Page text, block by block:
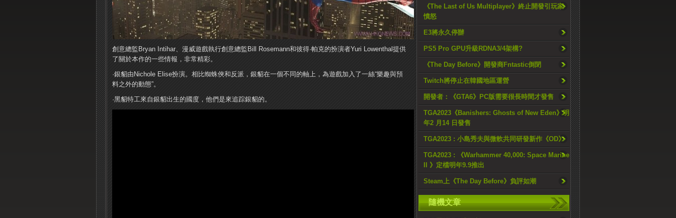
《The Last of Us Multiplayer》終止開發引玩家
憤怒
E3將永久停辦
PS5 Pro GPU升級RDNA3/4架構?
《The Day Before》開發商Fntastic倒閉
Twitch將停止在韓國地區運營
開發者：《GTA6》PC版需要很長時間才發售
TGA2023《Banishers: Ghosts of New Eden》明
年2 月14 日發售
TGA2023 : 小島秀夫與微軟共同研發新作《OD》
TGA2023 : 《Warhammer 40,000: Space Marine
II 》定檔明年9.9推出
Steam上《The Day Before》負評如潮
隨機文章
創意總監Bryan Intihar、漫威遊戲執行創意總監Bill Rosemann和彼得·帕克的扮演者Yuri Lowenthal提供
了關於本作的一些情報，非常精彩。
·銀貂由Nichole Elise扮演。相比蜘蛛俠和反派，銀貂在一個不同的軸上，為遊戲加入了一絲“樂趣與預
料之外的動態”。
·黑貂特工來自銀貂出生的國度，他們是來追踪銀貂的。